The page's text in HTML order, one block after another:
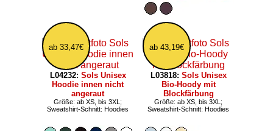
ab 33,47€
L04232: Sols Unisex
Hoodie innen nicht
angeraut
Größe: ab XS, bis 3XL;
Sweatshirt-Schnitt: Hoodies
ab 43,19€
L03818: Sols Unisex
Bio-Hoody mit
Blockfärbung
Größe: ab XS, bis 3XL;
Sweatshirt-Schnitt: Hoodies